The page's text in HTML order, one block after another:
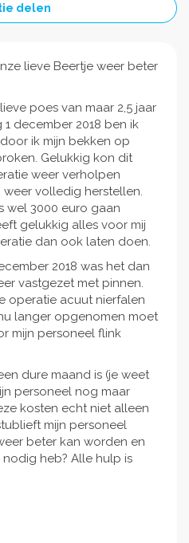
delen
lieve Beertje weer beter
poes van maar 2,5 jaar
december 2018 ben ik
ik mijn bekken op
Gelukkig kon dit
weer verholpen
volledig herstellen.
wel 3000 euro gaan
gelukkig alles voor mij
dan ook laten doen.
2018 was het dan
vastgezet met pinnen.
operatie acuut nierfalen
langer opgenomen moet
mijn personeel flink
dure maand is (je weet
personeel nog maar
kosten echt niet alleen
mijn personeel
beter kan worden en
heb? Alle hulp is